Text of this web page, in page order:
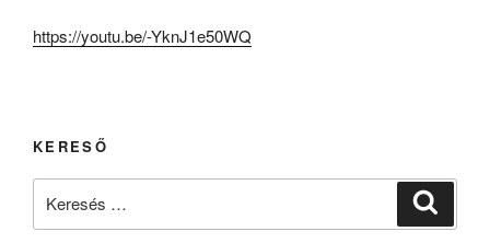
https://youtu.be/-YknJ1e50WQ
KERESŐ